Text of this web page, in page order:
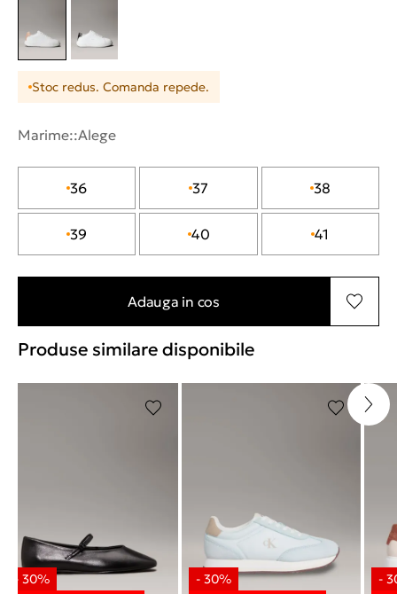
Stoc redus. Comanda repede.
Marime::Alege
36 37 38
39 40 41
Adauga in cos
Produse similare disponibile